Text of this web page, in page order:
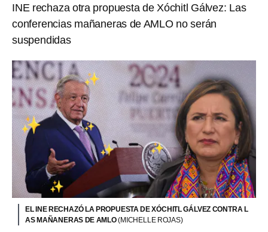
INE rechaza otra propuesta de Xóchitl Gálvez: Las
conferencias mañaneras de AMLO no serán
suspendidas
EL INE RECHAZÓ LA PROPUESTA DE XÓCHITL GÁLVEZ CONTRA L
AS MAÑANERAS DE AMLO(MICHELLE ROJAS)